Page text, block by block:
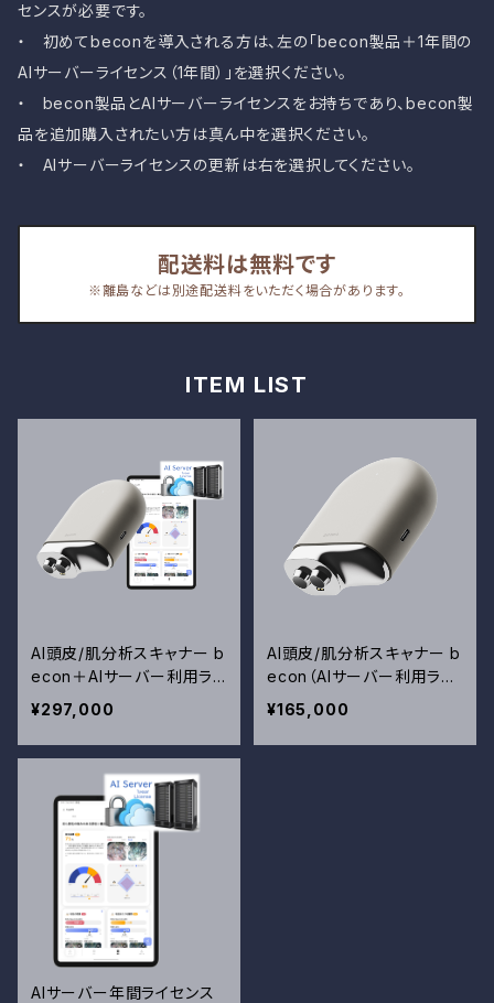
センスが必要です。
・ 初めてbeconを導入される方は、左の「becon製品＋1年間の
AIサーバーライセンス（1年間）」を選択ください。
・ becon製品とAIサーバーライセンスをお持ちであり、becon製
品を追加購入されたい方は真ん中を選択ください。
・ AIサーバーライセンスの更新は右を選択してください。
配送料は無料です
※離島などは別途配送料をいただく場合があります。
ITEM LIST
AI頭皮/肌分析スキャナー b
econ＋AIサーバー利用ライ
センス（1年間）※初めて導
入の方はこちら
¥297,000
AI頭皮/肌分析スキャナー b
econ（AIサーバー利用ライ
センスなし）※既にbecon
導入済でbeconを追加され
る方はこちら
¥165,000
AIサーバー年間ライセンス